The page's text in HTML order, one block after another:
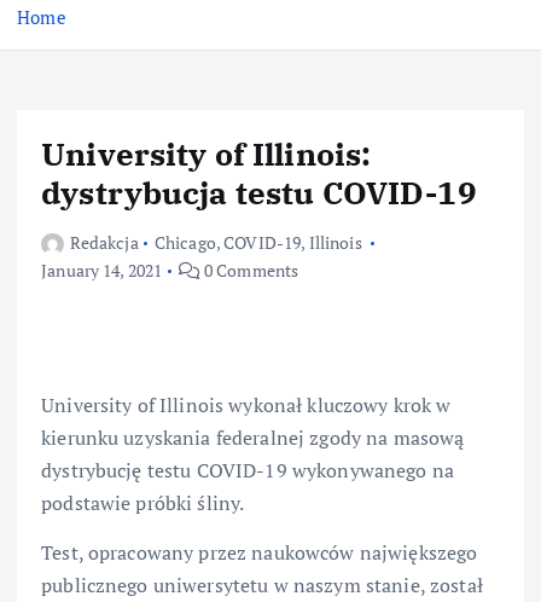
Home
University of Illinois:
dystrybucja testu COVID-19
Redakcja Chicago,COVID-19, Illinois
January 14, 2021
0 Comments
University of Illinois wykonał kluczowy krok w
kierunku uzyskania federalnej zgody na masową
dystrybucję testu COVID-19 wykonywanego na
podstawie próbki śliny.
Test, opracowany przez naukowców największego
publicznego uniwersytetu w naszym stanie, został